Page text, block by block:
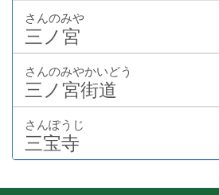
さんのみや
三ノ宮
さんのみやかいどう
三ノ宮街道
さんぽうじ
三宝寺